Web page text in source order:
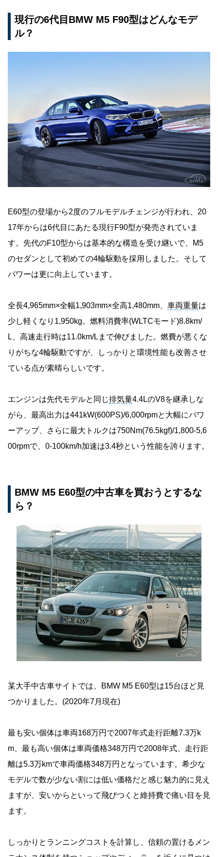
現行の6代目BMW M5 F90型はどんなモデ
ル？
E60型の登場から2度のフルモデルチェンジが行われ、20
17年からは6代目にあたる現行F90型が発売されていま
す。先代のF10型からは基本的な構造を受け継いで、M5
のセダンとして初めての4輪駆動を採用しました。そして
パワーは更に向上しています。
全長4,965mm×全幅1,903mm×全高1,480mm、 車両重量は
少し軽くなり1,950kg。燃料消費率(WLTCモード)8.8km/
L、高速走行時は11.0km/Lまで伸びました。燃費が悪くな
りがちな4輪駆動ですが、しっかりと環境性能も改善させ
ている点が素晴らしいです。
エンジンは先代モデルと同じ排気量4.4LのV8を継承しな
がら、最高出力は441kW(600PS)/6,000rpmと大幅にパワ
ーアップ、さらに最大トルクは750Nm(76.5kgf)/1,800-5,6
00rpmで、0-100km/h加速は3.4秒という性能を誇ります。
BMW M5 E60型の中古車を買おうとするな
ら？
某大手中古車サイトでは、BMW M5 E60型は15台ほど見
つかりました。(2020年7月現在)
最も安い個体は車両168万円で2007年式走行距離7.3万k
m、最も高い個体は車両価格348万円で2008年式、走行距
離は5.3万kmで車両価格348万円となっています。希少な
モデルで数が少ない割には低い価格だと感じ魅力的に見え
ますが、安いからといって飛びつくと維持費で痛い目を見
ます。
しっかりとランニングコストを計算し、信頼の置けるメン